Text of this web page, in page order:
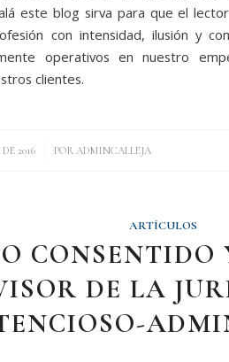
este blog sirva para que el
con intensidad, ilusión y
operativos en nuestro
clientes.
2016 PORADMINCALLEJA
ARTÍCULOS
CONSENTIDO
DE LA